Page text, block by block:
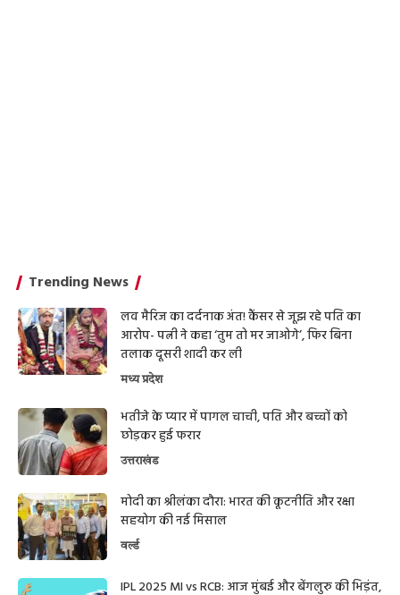
Trending News
लव मैरिज का दर्दनाक अंत! कैंसर से जूझ रहे पति का
आरोप- पत्नी ने कहा ‘तुम तो मर जाओगे’, फिर बिना
तलाक दूसरी शादी कर ली
मध्य प्रदेश
भतीजे के प्यार में पागल चाची, पति और बच्चों को
छोड़कर हुई फरार
उत्तराखंड
मोदी का श्रीलंका दौरा: भारत की कूटनीति और रक्षा
सहयोग की नई मिसाल
वर्ल्ड
IPL 2025 MI vs RCB: आज मुंबई और बेंगलुरु की भिड़ंत,